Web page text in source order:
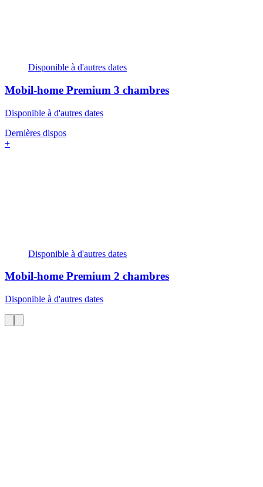
Disponible à d'autres dates
Mobil-home Premium 3 chambres
Disponible à d'autres dates
Dernières dispos
+
Disponible à d'autres dates
Mobil-home Premium 2 chambres
Disponible à d'autres dates